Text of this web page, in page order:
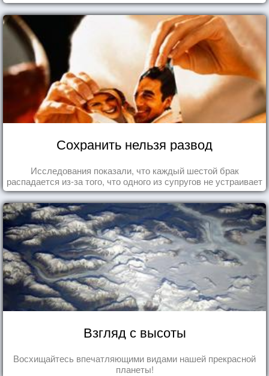
Сохранить нельзя развод
Исследования показали, что каждый шестой брак
распадается из-за того, что одного из супругов не устраивает
та роль, которая выпала ему в семье.
Взгляд с высоты
Восхищайтесь впечатляющими видами нашей прекрасной
планеты!